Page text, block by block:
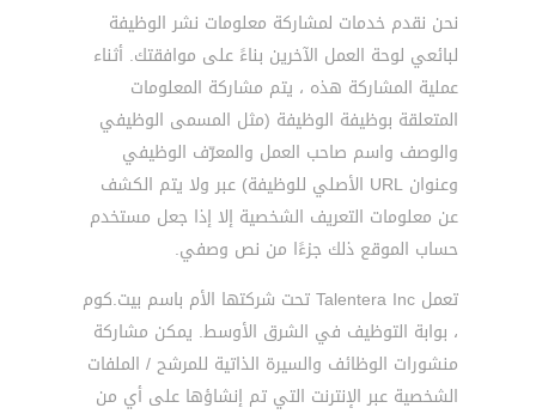
نحن نقدم خدمات لمشاركة معلومات نشر الوظيفة
لبائعي لوحة العمل الآخرين بناءً على موافقتك. أثناء
عملية المشاركة هذه ، يتم مشاركة المعلومات
المتعلقة بوظيفة الوظيفة (مثل المسمى الوظيفي
والوصف واسم صاحب العمل والمعرّف الوظيفي
وعنوان URL الأصلي للوظيفة) عبر ولا يتم الكشف
عن معلومات التعريف الشخصية إلا إذا جعل مستخدم
حساب الموقع ذلك جزءًا من نص وصفي.
تعمل Talentera Inc تحت شركتها الأم باسم بيت.كوم
، بوابة التوظيف في الشرق الأوسط. يمكن مشاركة
منشورات الوظائف والسيرة الذاتية للمرشح / الملفات
الشخصية عبر الإنترنت التي تم إنشاؤها على أي من